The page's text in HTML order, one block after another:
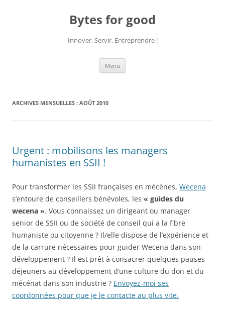
Bytes for good
Innover, Servir, Entreprendre !
Menu
ARCHIVES MENSUELLES : AOÛT 2010
Urgent : mobilisons les managers
humanistes en SSII !
Pour transformer les SSII françaises en mécènes, Wecena
s’entoure de conseillers bénévoles, les « guides du
wecena ». Vous connaissez un dirigeant ou manager
senior de SSII ou de société de conseil qui a la fibre
humaniste ou citoyenne ? Il/elle dispose de l’expérience et
de la carrure nécessaires pour guider Wecena dans son
développement ? Il est prêt à consacrer quelques pauses
déjeuners au développement d’une culture du don et du
mécénat dans son industrie ? Envoyez-moi ses
coordonnées pour que je le contacte au plus vite.